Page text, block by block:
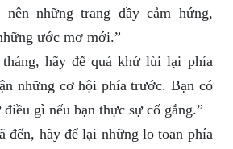
những trang đầy cảm hứng,
ước mơ mới.”
tháng, hãy để quá khứ lùi lại phía
những cơ hội phía trước. Bạn có
gì nếu bạn thực sự cố gắng.”
đến, hãy để lại những lo toan phía